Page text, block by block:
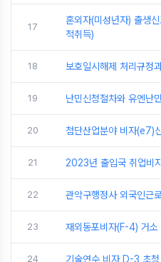
17
혼외자(미성년자) 출생
적취득)
18 보호일시해제 처리규정
19 난민신청절차와 유엔난
20 첨단산업분야 비자(e7)
21 2023년 출입국 취업
22 관악구행정사 외국인근
23 재외동포비자(F-4) 거
24 기술연수 비자 D-3 초